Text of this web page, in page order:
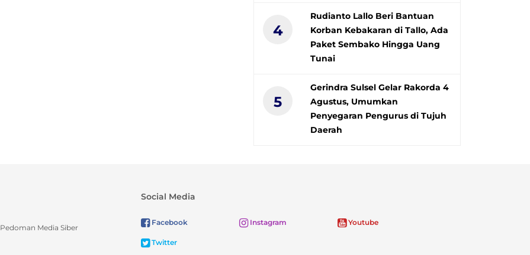
4
Rudianto Lallo Beri Bantuan
Korban Kebakaran di Tallo, Ada
Paket Sembako Hingga Uang
Tunai
5
Gerindra Sulsel Gelar Rakorda 4
Agustus, Umumkan
Penyegaran Pengurus di Tujuh
Daerah
Pedoman Media Siber
Social Media
Facebook Instagram Youtube
Twitter